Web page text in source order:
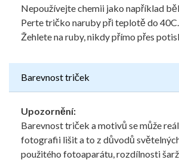
Nepoužívejte chemii jako například
Perte tričko naruby při teplotě do 40C.
Žehlete na ruby, nikdy přímo přes
Barevnost triček
Upozornění:
Barevnost triček a motivů se může
fotografii lišit a to z důvodů
použitého fotoaparátu, rozdílnosti